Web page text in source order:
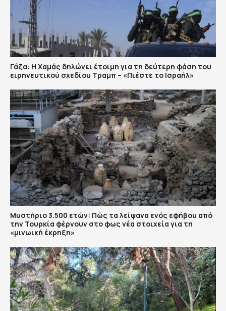
Γάζα: Η Χαμάς δηλώνει έτοιμη για τη δεύτερη φάση του
ειρηνευτικού σχεδίου Τραμπ – «Πιέστε το Ισραήλ»
Μυστήριο 3.500 ετών: Πώς τα λείψανα ενός εφήβου από
την Τουρκία φέρνουν στο φως νέα στοιχεία για τη
«μινωική έκρηξη»